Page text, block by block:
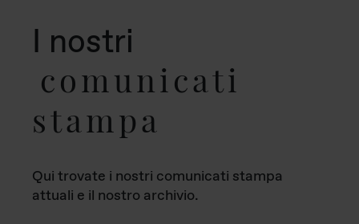
I nostri
comunicati
stampa
Qui trovate i nostri comunicati stampa
attuali e il nostro archivio.